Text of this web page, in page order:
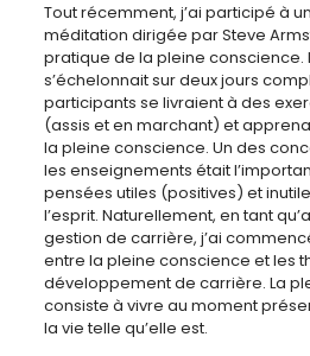
Tout récemment, j’ai participé à
méditation dirigée par Steve
pratique de la pleine conscience.
s’échelonnait sur deux jours
participants se livraient à des
(assis et en marchant) et
la pleine conscience. Un des
les enseignements était
pensées utiles (positives) et
l’esprit. Naturellement, en tant
gestion de carrière, j’ai
entre la pleine conscience et les
développement de carrière. La
consiste à vivre au moment
la vie telle qu’elle est.